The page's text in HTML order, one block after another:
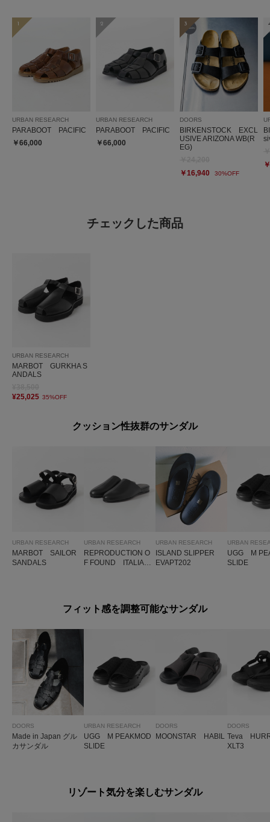
1
URBAN RESEARCH
PARABOOT PACIFIC
￥66,000
2
URBAN RESEARCH
PARABOOT PACIFIC
￥66,000
3
DOORS
BIRKENSTOCK EXCL
USIVE ARIZONA WB(R
EG)
￥16,940
30%OFF
チェックした商品
URBAN RESEARCH
MARBOT GURKHA S
ANDALS
¥25,025 35%OFF
クッション性抜群のサンダル
URBAN RESEARCH
MARBOT SAILOR
SANDALS
URBAN RESEARCH
REPRODUCTION O
F FOUND ITALIAN
URBAN RESEARCH
ISLAND SLIPPER
EVAPT202
URBAN
UGG M
SLIDE
フィット感を調整可能なサンダル
DOORS
Made in Japan グル
カサンダル
URBAN RESEARCH
UGG M PEAKMOD
SLIDE
DOORS
MOONSTAR HABIL
DOORS
Teva
XLT3
リゾート気分を楽しむサンダル